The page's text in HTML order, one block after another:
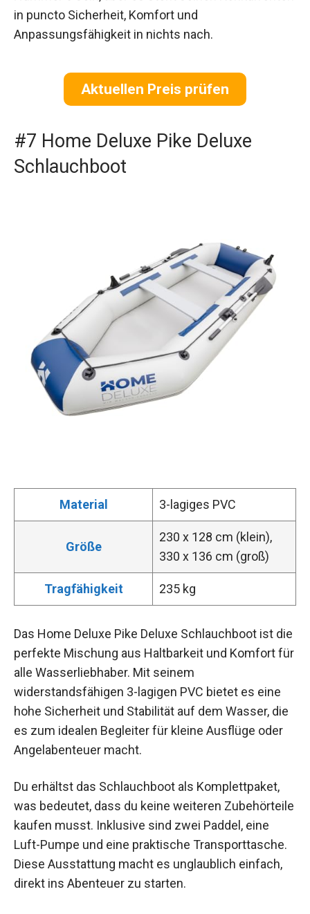
in puncto Sicherheit, Komfort und
Anpassungsfähigkeit in nichts nach.
Aktuellen Preis prüfen
#7 Home Deluxe Pike Deluxe
Schlauchboot
Material 3-lagiges PVC
Größe
230 x 128 cm (klein),
330 x 136 cm (groß)
Tragfähigkeit 235 kg
Das Home Deluxe Pike Deluxe Schlauchboot ist die
perfekte Mischung aus Haltbarkeit und Komfort für
alle Wasserliebhaber. Mit seinem
widerstandsfähigen 3-lagigen PVC bietet es eine
hohe Sicherheit und Stabilität auf dem Wasser, die
es zum idealen Begleiter für kleine Ausflüge oder
Angelabenteuer macht.
Du erhältst das Schlauchboot als Komplettpaket,
was bedeutet, dass du keine weiteren Zubehörteile
kaufen musst. Inklusive sind zwei Paddel, eine
Luft-Pumpe und eine praktische Transporttasche.
Diese Ausstattung macht es unglaublich einfach,
direkt ins Abenteuer zu starten.